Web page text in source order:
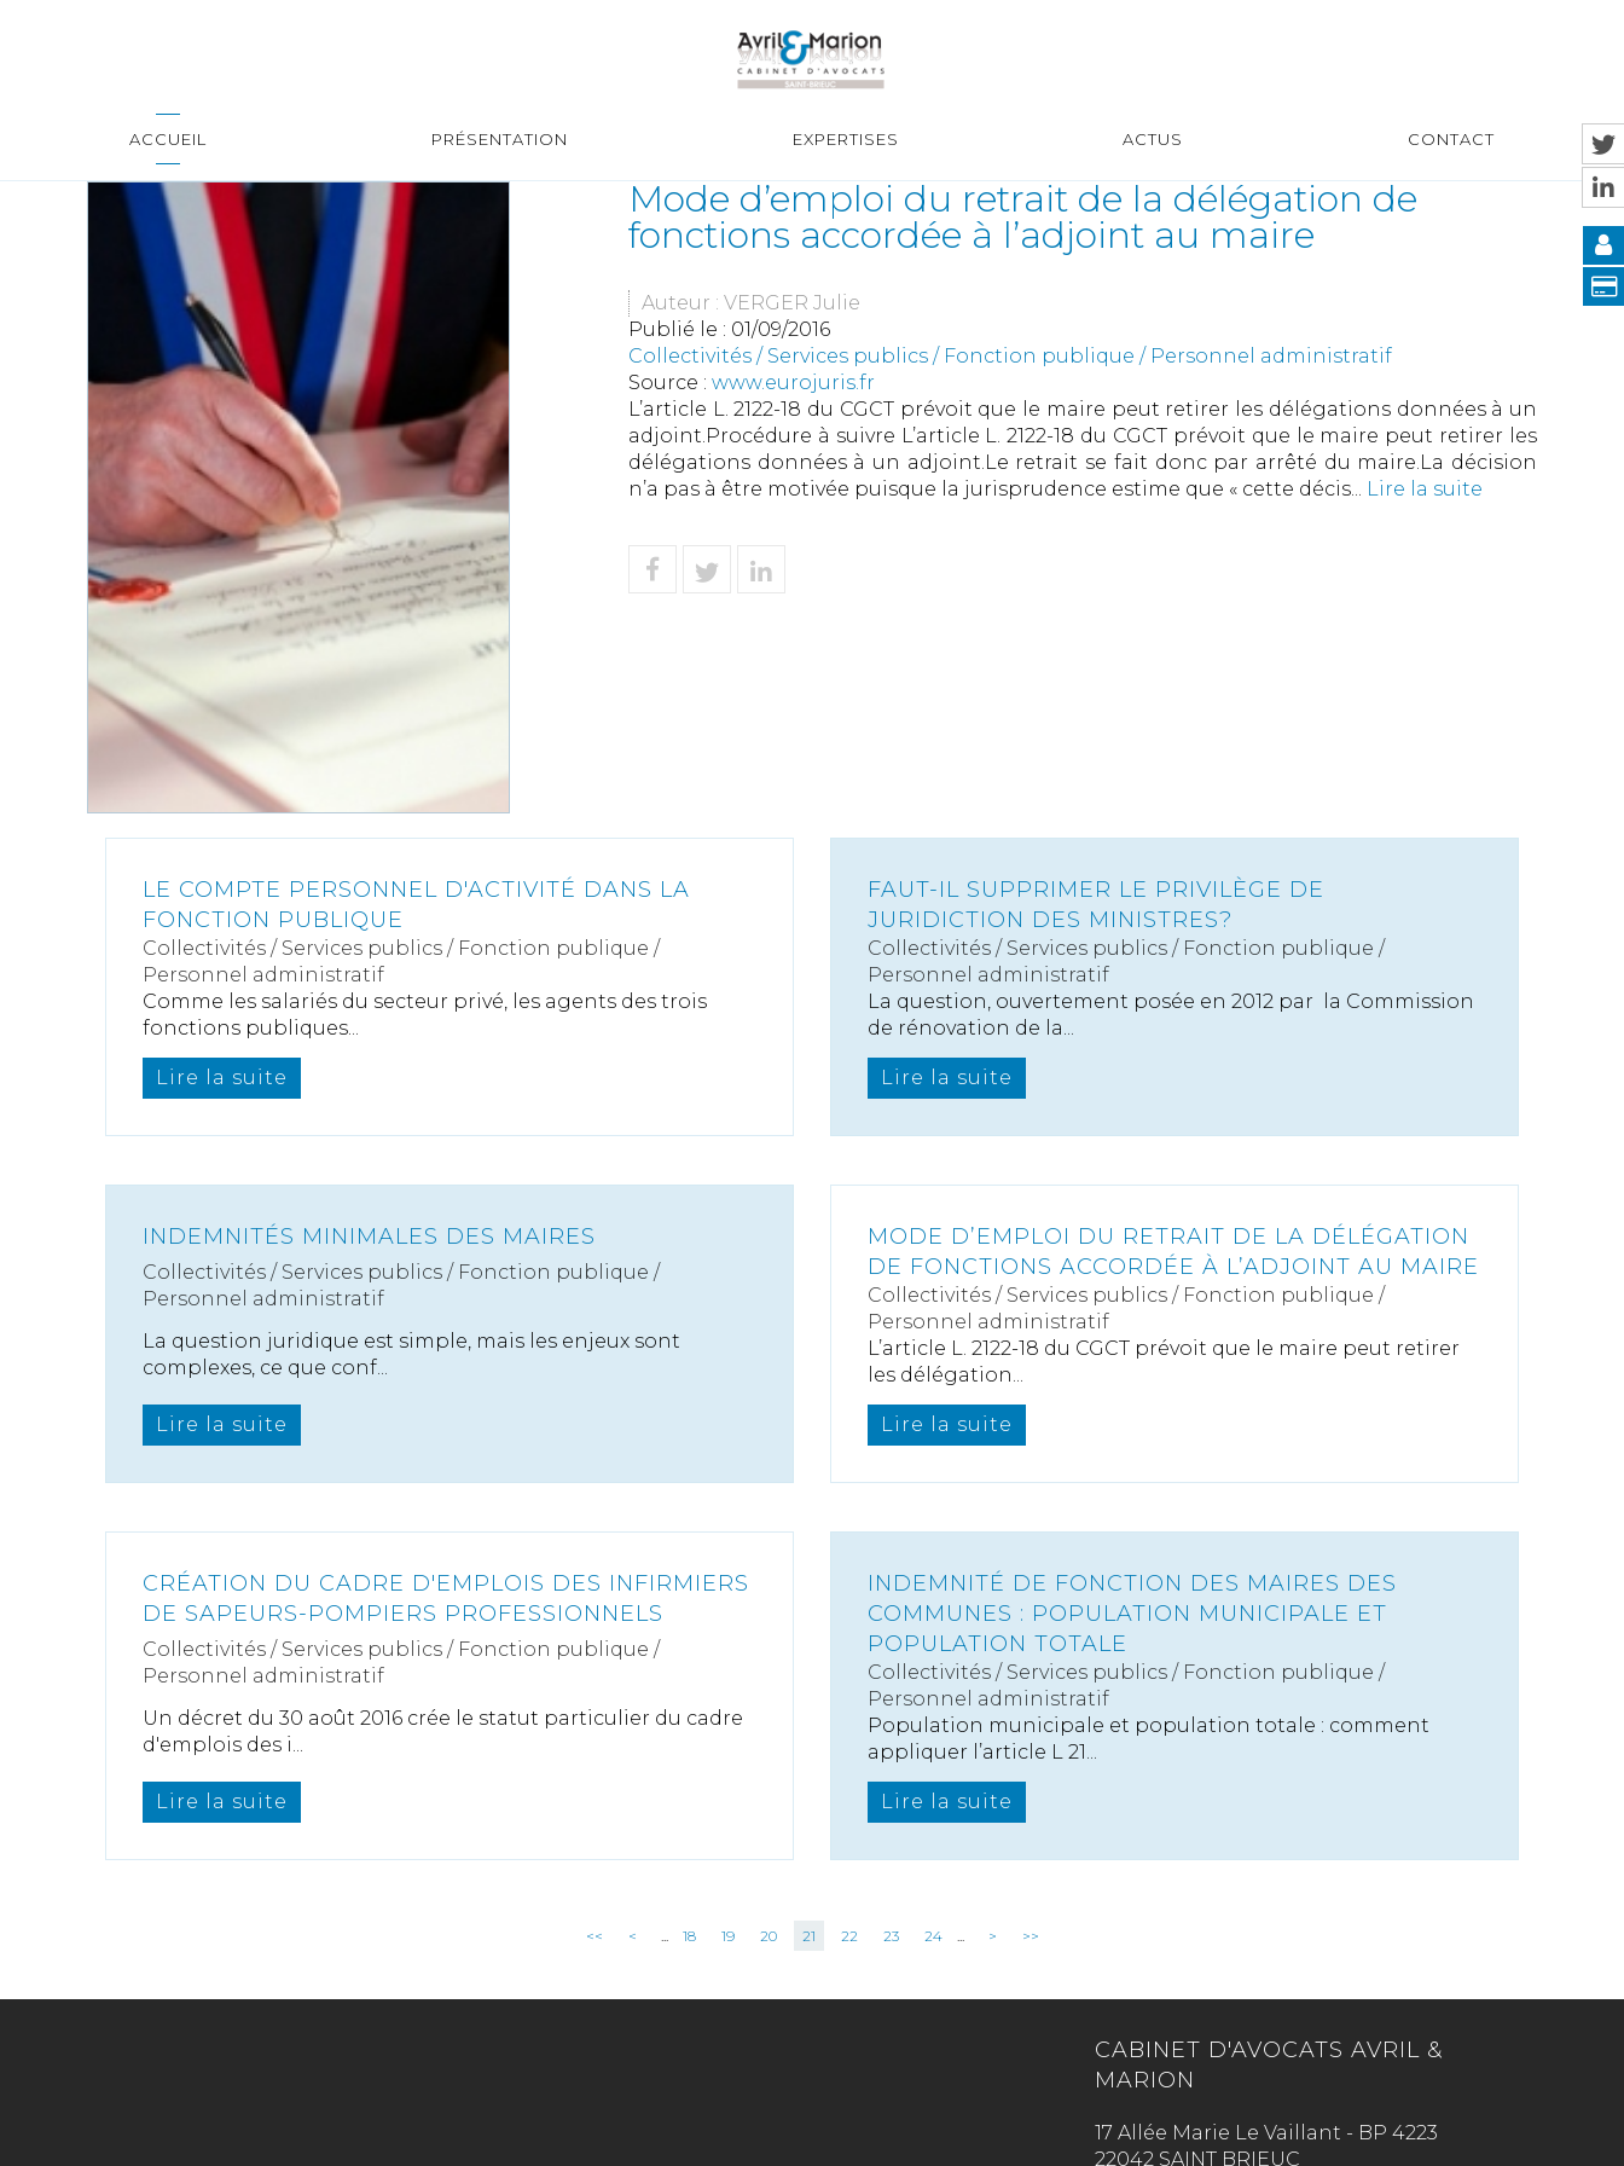
ACCUEIL PRÉSENTATION EXPERTISES ACTUS CONTACT
Mode d’emploi du retrait de la délégation de
fonctions accordée à l’adjoint au maire
Auteur : VERGER Julie
Publié le : 01/09/2016
Collectivités / Services publics / Fonction publique / Personnel administratif
Source : www.eurojuris.fr
L’article L. 2122-18 du CGCT prévoit que le maire peut retirer les délégations données à un
adjoint.Procédure à suivre L’article L. 2122-18 du CGCT prévoit que le maire peut retirer les
délégations données à un adjoint.Le retrait se fait donc par arrêté du maire.La décision
n’a pas à être motivée puisque la jurisprudence estime que « cette décis... Lire la suite
LE COMPTE PERSONNEL D'ACTIVITÉ DANS LA
FONCTION PUBLIQUE
Collectivités / Services publics / Fonction publique /
Personnel administratif
Comme les salariés du secteur privé, les agents des trois
fonctions publiques...
Lire la suite
FAUT-IL SUPPRIMER LE PRIVILÈGE DE
JURIDICTION DES MINISTRES?
Collectivités / Services publics / Fonction publique /
Personnel administratif
La question, ouvertement posée en 2012 par la Commission
de rénovation de la...
Lire la suite
INDEMNITÉS MINIMALES DES MAIRES
Collectivités / Services publics / Fonction publique /
Personnel administratif
La question juridique est simple, mais les enjeux sont
complexes, ce que conf...
Lire la suite
MODE D’EMPLOI DU RETRAIT DE LA DÉLÉGATION
DE FONCTIONS ACCORDÉE À L’ADJOINT AU MAIRE
Collectivités / Services publics / Fonction publique /
Personnel administratif
L’article L. 2122-18 du CGCT prévoit que le maire peut retirer
les délégation...
Lire la suite
CRÉATION DU CADRE D'EMPLOIS DES INFIRMIERS
DE SAPEURS-POMPIERS PROFESSIONNELS
Collectivités / Services publics / Fonction publique /
Personnel administratif
Un décret du 30 août 2016 crée le statut particulier du cadre
d'emplois des i...
Lire la suite
INDEMNITÉ DE FONCTION DES MAIRES DES
COMMUNES : POPULATION MUNICIPALE ET
POPULATION TOTALE
Collectivités / Services publics / Fonction publique /
Personnel administratif
Population municipale et population totale : comment
appliquer l’article L 21...
Lire la suite
<< < 18 19 20 21 22 23 24 > >>
CABINET D'AVOCATS AVRIL &
MARION
17 Allée Marie Le Vaillant - BP 4223
22042 SAINT BRIEUC